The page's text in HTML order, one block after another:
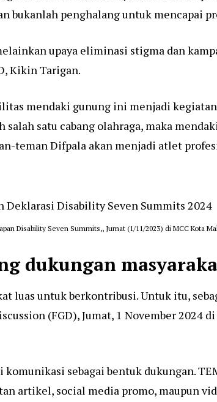
bukanlah penghalang untuk mencapai
upaya eliminasi stigma dan
Kikin Tarigan.
mendaki gunung ini menjadi
satu cabang olahraga, maka
teman Difpala akan menjadi atlet
Disability Seven Summits,, Jumat (1/11/2023) di MCC Kota
dukungan
luas untuk berkontribusi. Untuk itu,
(FGD), Jumat, 1 November 2024
sebagai bentuk dukungan.
artikel, social media promo, maupun